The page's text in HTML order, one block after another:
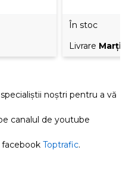
În stoc
Livrare Marţi,
specialiștii noștri pentru a vă
canalul de youtube
facebook Toptrafic.